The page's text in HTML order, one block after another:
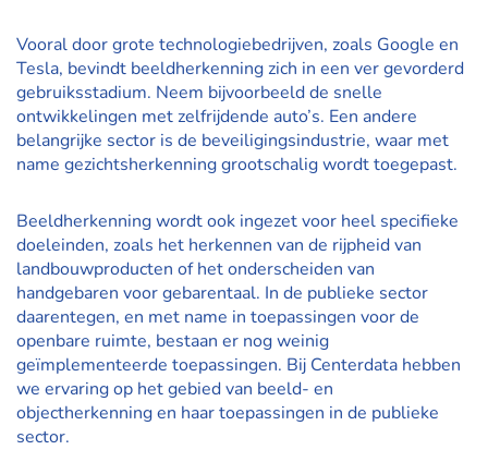
Vooral door grote technologiebedrijven, zoals Google en
Tesla, bevindt beeldherkenning zich in een ver gevorderd
gebruiksstadium. Neem bijvoorbeeld de snelle
ontwikkelingen met zelfrijdende auto’s. Een andere
belangrijke sector is de beveiligingsindustrie, waar met
name gezichtsherkenning grootschalig wordt toegepast.
Beeldherkenning wordt ook ingezet voor heel specifieke
doeleinden, zoals het herkennen van de rijpheid van
landbouwproducten of het onderscheiden van
handgebaren voor gebarentaal. In de publieke sector
daarentegen, en met name in toepassingen voor de
openbare ruimte, bestaan er nog weinig
geïmplementeerde toepassingen. Bij Centerdata hebben
we ervaring op het gebied van beeld- en
objectherkenning en haar toepassingen in de publieke
sector.